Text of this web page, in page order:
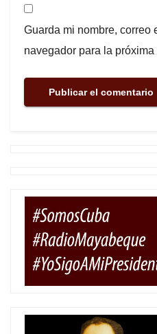
Guarda mi nombre, correo
navegador para la